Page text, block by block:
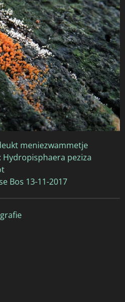
meniezwammetje
peziza
Bos 13-11-2017